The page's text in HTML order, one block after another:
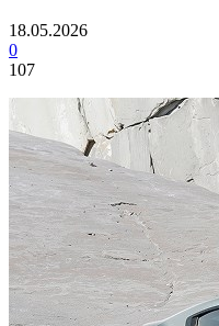
18.05.2026
0
107